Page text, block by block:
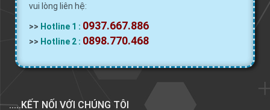
vui lòng liên hệ:
>> Hotline 1 : 0937.667.886
>> Hotline 2 : 0898.770.468
.....KẾT NỐI VỚI CHÚNG TÔI